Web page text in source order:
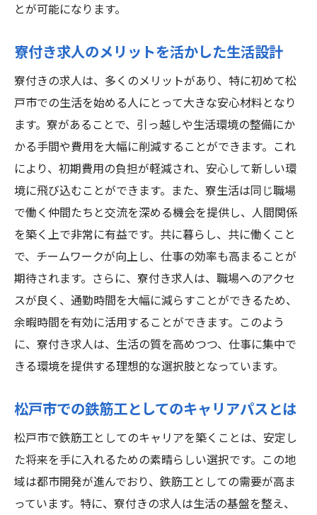
高収入求人の寮生活がもたらす安心感
築く
寮付き高収入求人の活用法
松戸市での安定した生活基盤を得る方法
鉄筋工のプロが語る松戸市の寮付き高収入求人
の魅力
現役鉄筋工が語る松戸市の求人の利点
寮付き求人での生活の実情とは
松戸市で働く鉄筋工のリアルな声
高収入求人が提供する生活の質
寮付き求人におけるプロの視点
松戸市の鉄筋工求人で感じるやりがい
松戸市で働く鉄筋工のための寮付き求人の選び
方
鉄筋工求人を選ぶ際の重要なポイント
松戸市の求人市場のトレンドを把握する
寮付き求人選びで押さえるべき条件
自分に合った求人の見極め方
高収入を目指す求人選びの基準
松戸市で理想の求人を見つける方法
とが可能になります。
寮付き求人のメリットを活かした生活設計
寮付きの求人は、多くのメリットがあり、特に初めて松
戸市での生活を始める人にとって大きな安心材料となり
ます。寮があることで、引っ越しや生活環境の整備にか
かる手間や費用を大幅に削減することができます。これ
により、初期費用の負担が軽減され、安心して新しい環
境に飛び込むことができます。また、寮生活は同じ職場
で働く仲間たちと交流を深める機会を提供し、人間関係
を築く上で非常に有益です。共に暮らし、共に働くこと
で、チームワークが向上し、仕事の効率も高まることが
期待されます。さらに、寮付き求人は、職場へのアクセ
スが良く、通勤時間を大幅に減らすことができるため、
余暇時間を有効に活用することができます。このよう
に、寮付き求人は、生活の質を高めつつ、仕事に集中で
きる環境を提供する理想的な選択肢となっています。
松戸市での鉄筋工としてのキャリアパスとは
松戸市で鉄筋工としてのキャリアを築くことは、安定し
た将来を手に入れるための素晴らしい選択です。この地
域は都市開発が進んでおり、鉄筋工としての需要が高ま
っています。特に、寮付きの求人は生活の基盤を整え、